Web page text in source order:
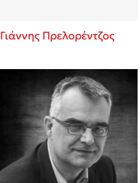
Γιάννης Πρελορέντζος